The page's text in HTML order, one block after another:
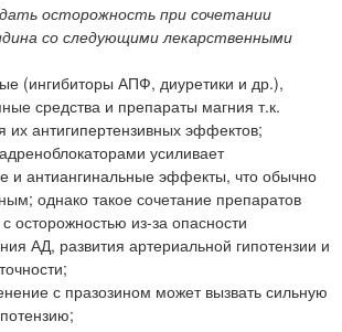
осторожность при сочетании
со следующими лекарственными
(ингибиторы АПФ, диуретики и др.),
средства и препараты магния т.к.
антигипертензивных эффектов;
усиливает
и антиангинальные эффекты, что обычно
однако такое сочетание препаратов
осторожностью из-за опасности
АД, развития артериальной гипотензии и
с празозином может вызвать сильную